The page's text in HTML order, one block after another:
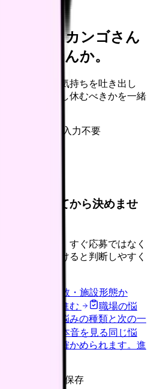
いなら、カンゴさん
みませんか。
せん。今の気持ちを吐き出し
べきか、少し休むべきかを一緒
し
病院名は入力不要
する
件を比べてから決めませ
なった時は、すぐ応募ではなく
談先」を分けると判断しやすく
地域・経験年数・施設形態か
できます。
進む
職場の悩
迷う前に、悩みの種類と次の一
匿名掲示板で本音を見る 同じ悩
けの問題か確かめられます。 進
希望条件だけ保存